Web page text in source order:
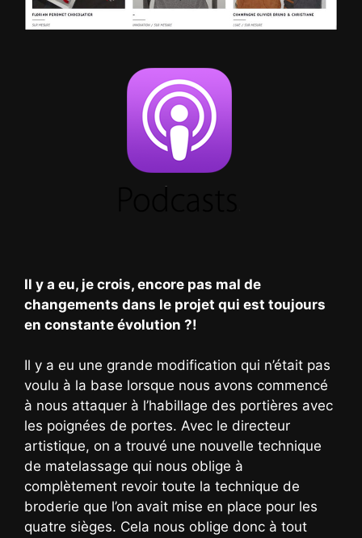
Il y a eu, je crois, encore pas mal de
changements dans le projet qui est toujours
en constante évolution ?!
Il y a eu une grande modification qui n’était pas
voulu à la base lorsque nous avons commencé
à nous attaquer à l’habillage des portières avec
les poignées de portes. Avec le directeur
artistique, on a trouvé une nouvelle technique
de matelassage qui nous oblige à
complètement revoir toute la technique de
broderie que l’on avait mise en place pour les
quatre sièges. Cela nous oblige donc à tout